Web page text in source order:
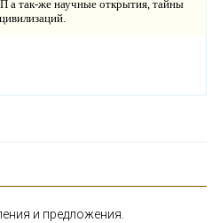
а так-же научные открытия, тайны
и предложения.